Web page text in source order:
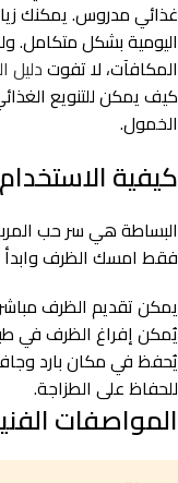
غذائي مدروس. يمكنك
اليومية بشكل متكامل.
المكافآت، لا تفوتدليل
كيف يمكن للتنويع
الخمول.
كيفية
البساطة هي سر حب
فقط امسك الظرف وابدأ
يمكن تقديم الظرف
يُمكن إفراغ الظرف في
يُحفظ في مكان بارد
للحفاظ على الطزاجة.
المواصفات